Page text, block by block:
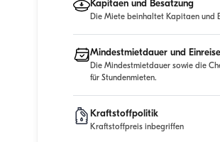
Kapitaen und Besatzung
Die Miete beinhaltet Kapitaen und
Mindestmietdauer und
Die Mindestmietdauer sowie die
für Stundenmieten.
Kraftstoffpolitik
Kraftstoffpreis inbegriffen